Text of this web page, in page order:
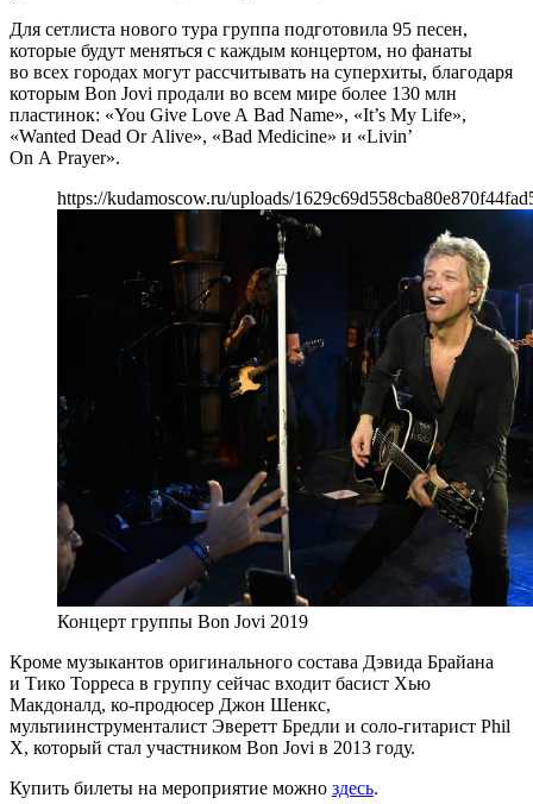
Для сетлиста нового тура группа подготовила 95 песен,
которые будут меняться с каждым концертом, но фанаты
во всех городах могут рассчитывать на суперхиты, благодаря
которым Bon Jovi продали во всем мире более 130 млн
пластинок: «You Give Love A Bad Name», «It’s My Life»,
«Wanted Dead Or Alive», «Bad Medicine» и «Livin’
On A Prayer».
https://kudamoscow.ru/uploads/
Концерт группы Bon Jovi 2019
Кроме музыкантов оригинального состава Дэвида Брайана
и Тико Торреса в группу сейчас входит басист Хью
Макдоналд, ко-продюсер Джон Шенкс,
мультиинструменталист Эверетт Бредли и соло-гитарист Phil
X, который стал участником Bon Jovi в 2013 году.
Купить билеты на мероприятие можно здесь.